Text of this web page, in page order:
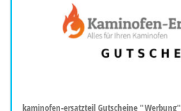
kaminofen-ersatzteil Gutscheine "Werbung"